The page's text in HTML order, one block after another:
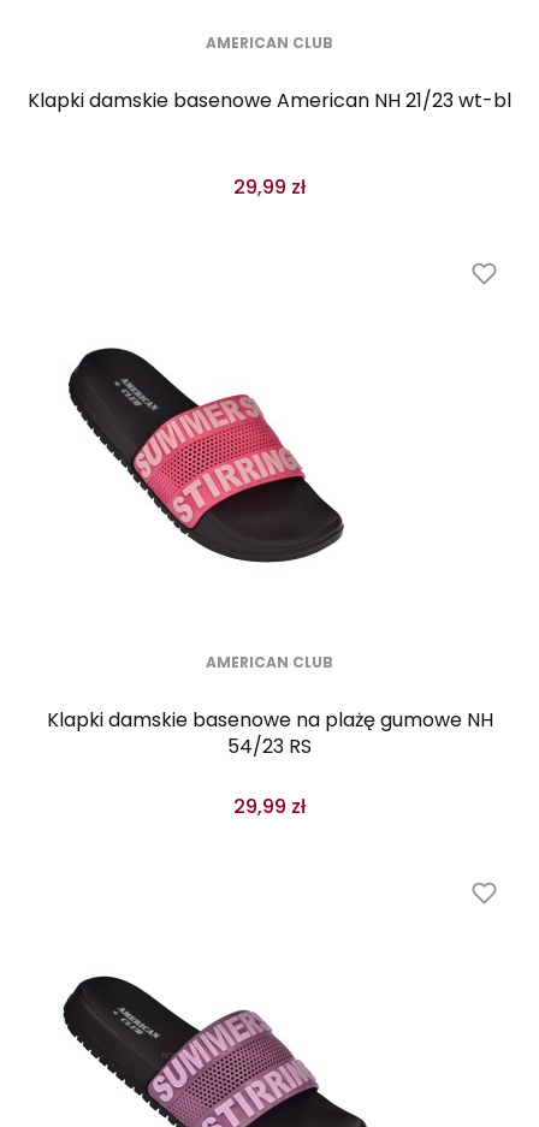
AMERICAN CLUB
Klapki damskie basenowe American NH 21/23 wt-bl
29,99 zł
AMERICAN CLUB
Klapki damskie basenowe na plażę gumowe NH
54/23 RS
29,99 zł